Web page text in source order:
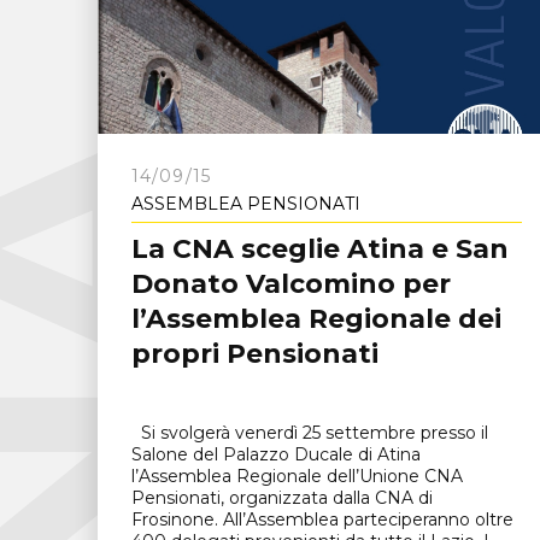
14/09/15
ASSEMBLEA PENSIONATI
La CNA sceglie Atina e San
Donato Valcomino per
l’Assemblea Regionale dei
propri Pensionati
Si svolgerà venerdì 25 settembre presso il
Salone del Palazzo Ducale di Atina
l’Assemblea Regionale dell’Unione CNA
Pensionati, organizzata dalla CNA di
Frosinone. All’Assemblea parteciperanno oltre